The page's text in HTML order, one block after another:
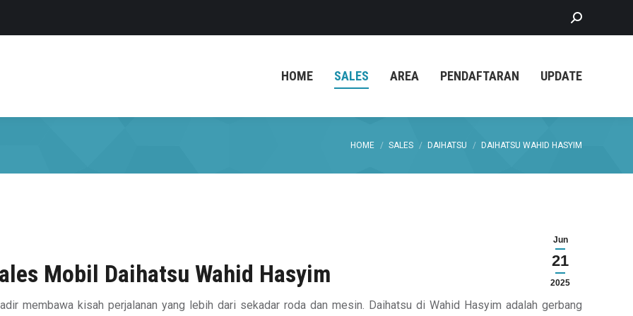
Search:
HOME SALES AREA PENDAFTARAN UPDATE
You are here:
HOME SALES DAIHATSU DAIHATSU WAHID HASYIM
Jun
21
2025
Mobil Daihatsu Wahid Hasyim
membawa kisah perjalanan yang lebih dari sekadar roda dan mesin. Daihatsu di Wahid Hasyim adalah gerbang